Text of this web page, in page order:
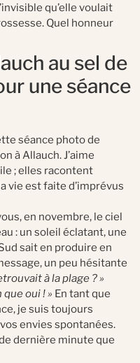
qu’elle voulait
Quel honneur
au sel de
une séance
séance photo de
à Allauch. J’aime
; elles racontent
vie est faite d’imprévus
en novembre, le ciel
: un soleil éclatant, une
sait en produire en
un peu hésitante
à la plage ? »
que oui ! » En tant que
je suis toujours
envies spontanées.
dernière minute que